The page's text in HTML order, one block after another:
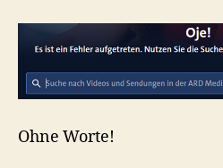
Ohne Worte!